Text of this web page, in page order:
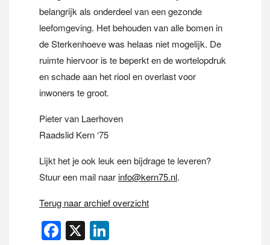
belangrijk als onderdeel van een gezonde
leefomgeving. Het behouden van alle bomen in
de Sterkenhoeve was helaas niet mogelijk. De
ruimte hiervoor is te beperkt en de wortelopdruk
en schade aan het riool en overlast voor
inwoners te groot.
Pieter van Laerhoven
Raadslid Kern ‘75
Lijkt het je ook leuk een bijdrage te leveren?
Stuur een mail naarinfo@kern75.nl.
Terug naar archief overzicht
Facebook
X